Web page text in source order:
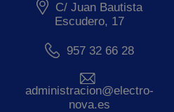
C/ Juan Bautista
Escudero, 17
957 32 66 28
administracion@electro-
nova.es